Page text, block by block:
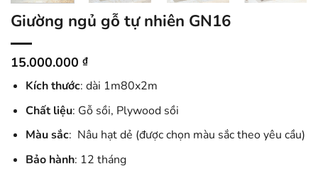
Giường ngủ gỗ tự nhiên GN16
15.000.000 ₫
Kích thước: dài 1m80x2m
Chất liệu: Gỗ sồi, Plywood sồi
Màu sắc: Nâu hạt dẻ (được chọn màu sắc theo yêu cầu)
Bảo hành: 12 tháng